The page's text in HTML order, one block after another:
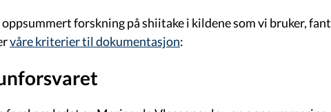
forskning på shiitake i kildene som vi bruker, fant
våre kriterier til dokumentasjon: